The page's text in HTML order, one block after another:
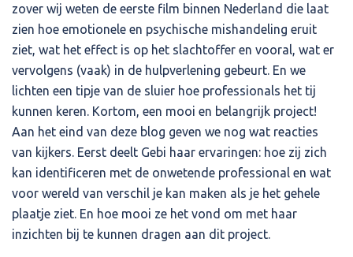
zover wij weten de eerste film binnen Nederland die laat
zien hoe emotionele en psychische mishandeling eruit
ziet, wat het effect is op het slachtoffer en vooral, wat er
vervolgens (vaak) in de hulpverlening gebeurt. En we
lichten een tipje van de sluier hoe professionals het tij
kunnen keren. Kortom, een mooi en belangrijk project!
Aan het eind van deze blog geven we nog wat reacties
van kijkers. Eerst deelt Gebi haar ervaringen: hoe zij zich
kan identificeren met de onwetende professional en wat
voor wereld van verschil je kan maken als je het gehele
plaatje ziet. En hoe mooi ze het vond om met haar
inzichten bij te kunnen dragen aan dit project.